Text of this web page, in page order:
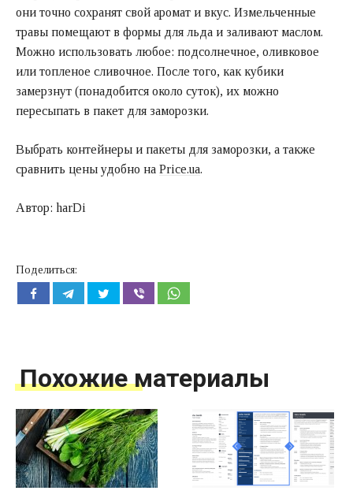
они точно сохранят свой аромат и вкус. Измельченные
травы помещают в формы для льда и заливают маслом.
Можно использовать любое: подсолнечное, оливковое
или топленое сливочное. После того, как кубики
замерзнут (понадобится около суток), их можно
пересыпать в пакет для заморозки.
Выбрать контейнеры и пакеты для заморозки, а также
сравнить цены удобно на Price.ua.
Автор: harDi
Поделиться:
Похожие материалы